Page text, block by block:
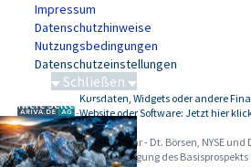
Impressum
Datenschutzhinweise
Nutzungsbedingungen
Datenschutzeinstellungen
-
Kursdaten, Widgets oder andere
Website oder Software: Jetzt hier
stellen.
Alle Angaben ohne Gewähr - Dt. Börsen, NYSE und
Werbehinweise:Die Billigung des
Schließen
Schwere Seltene Erden